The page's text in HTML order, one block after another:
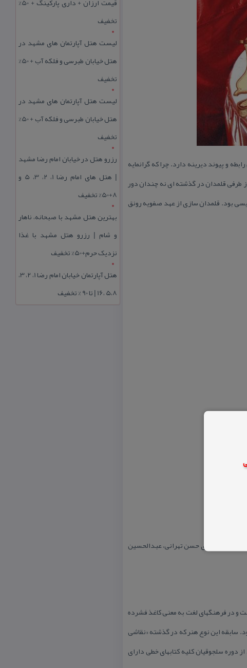
و پیوند دیرینه دارد. چرا كه گرانمایه
طرفی قلمدان در گذشته ای نه چندان دور
بود. قلمدان سازی از عهد صفویه رونق
مشهدی حسن تهرانی، عبدالحسین
و در فرهنگهای لغت به معنی كاغذ فشرده
سابقه این نوع هنر كه در گذشته «نقاشی
دوره سلجوقیان كلیه كتابهای خطی دارای
تخفیف
لیست هتل آپارتمان های مشهد در
هتل خیابان طبرسی و فلکه آب + 50%
تخفیف
لیست هتل آپارتمان های مشهد در
هتل خیابان طبرسی و فلکه آب + 50%
تخفیف
رزرو هتل در خیابان امام رضا مشهد
| هتل‌ های امام رضا 1، 2، 3، 5 و
8+50% تخفیف
بهترین هتل مشهد با صبحانه، ناهار
و شام | رزرو هتل مشهد با غذا
نزدیک حرم+50% تخفیف
هتل آپارتمان خیابان امام رضا 1، 2، 3،
5،8 ،16 | تا 90 % تخفیف